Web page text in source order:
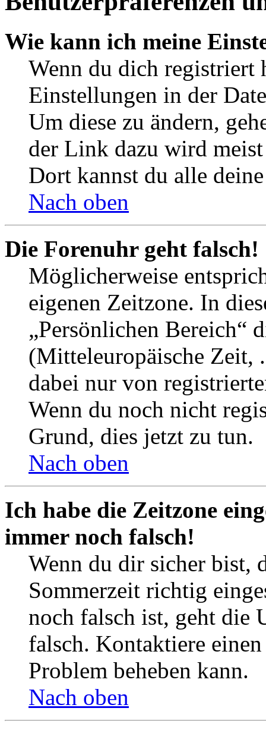
Wie kann ich meine
Wenn du dich registriert
Einstellungen in der
Um diese zu ändern,
der Link dazu wird
Dort kannst du alle
Nach oben
Die Forenuhr geht falsch!
Möglicherweise
eigenen Zeitzone. In
„Persönlichen Bereich“
(Mitteleuropäische Zeit,
dabei nur von
Wenn du noch nicht
Grund, dies jetzt zu tun.
Nach oben
Ich habe die Zeitzone
immer noch falsch!
Wenn du dir sicher bist,
Sommerzeit richtig
noch falsch ist, geht die
falsch. Kontaktiere
Problem beheben kann.
Nach oben